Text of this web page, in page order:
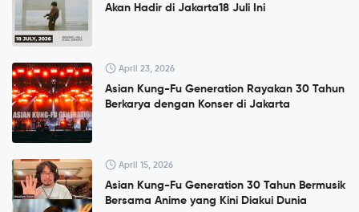
Akan Hadir di Jakarta18 Juli Ini
April 23, 2026
Asian Kung-Fu Generation Rayakan 30 Tahun
Berkarya dengan Konser di Jakarta
April 15, 2026
Asian Kung-Fu Generation 30 Tahun Bermusik
Bersama Anime yang Kini Diakui Dunia